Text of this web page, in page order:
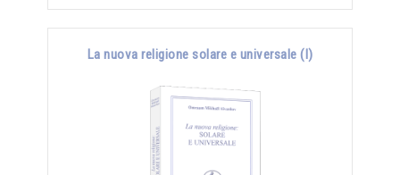
La nuova religione solare e universale (I)